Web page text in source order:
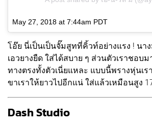
May 27, 2018 at 7:44am PDT
โอ๊ย นี่เป็นเป็นจั๊มสูทที่คิ้วท์อย่างแรง ! นา
เอวยางยืด ใส่ได้สบาย ๆ ส่วนตัวเราชอบม
ทางตรงทั้งตัวเนี่ยแหละ แบบนี้พรางหุ่นเร
ขาเราให้ยาวไปอีกแน่ ใส่แล้วเหมือนสูง
Dash Studio